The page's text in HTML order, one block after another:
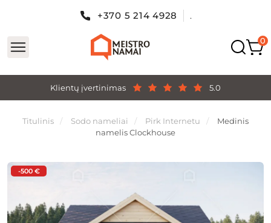
Klientų įvertinimas 5.0
+370 5 214 4928 .
Titulinis Sodo nameliai Pirk Internetu
Medinis
namelis Clockhouse
-500 €